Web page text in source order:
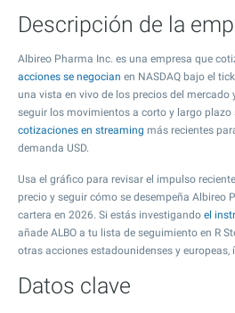
Descripción de la
Albireo Pharma Inc. es una empresa que
acciones se negocian en NASDAQ bajo el
una vista en vivo de los precios del
seguir los movimientos a corto y largo
cotizaciones en streaming más recientes
demanda USD.
Usa el gráfico para revisar el impulso
precio y seguir cómo se desempeña Albireo
cartera en 2026. Si estás investigando el
añade ALBO a tu lista de seguimiento en R
otras acciones estadounidenses y europeas,
Datos clave